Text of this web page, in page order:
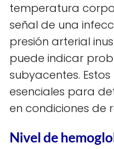
temperatura
señal de una
presión arterial
puede indicar
subyacentes.
esenciales para
en condiciones de
Nivel de